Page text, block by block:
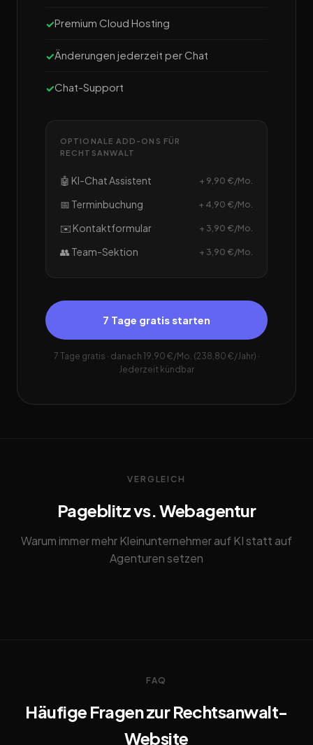
Premium Cloud Hosting
Änderungen jederzeit per Chat
Chat-Support
OPTIONALE ADD-ONS FÜR
RECHTSANWALT
🤖 KI-Chat Assistent + 9,90 €/Mo.
📅 Terminbuchung + 4,90 €/Mo.
✉️ Kontaktformular + 3,90 €/Mo.
👥 Team-Sektion + 3,90 €/Mo.
7 Tage gratis starten
7 Tage gratis · danach 19,90 €/Mo. (238,80 €/Jahr) ·
Jederzeit kündbar
VERGLEICH
Pageblitz vs. Webagentur
Warum immer mehr Kleinunternehmer auf KI statt auf
Agenturen setzen
FAQ
Häufige Fragen zur Rechtsanwalt-
Website